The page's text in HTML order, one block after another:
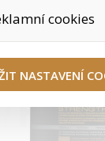
přímo
nabídkám.
cookies
NASTAVENÍ